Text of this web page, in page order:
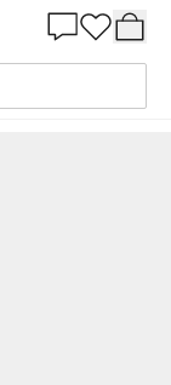
1085-Y90R